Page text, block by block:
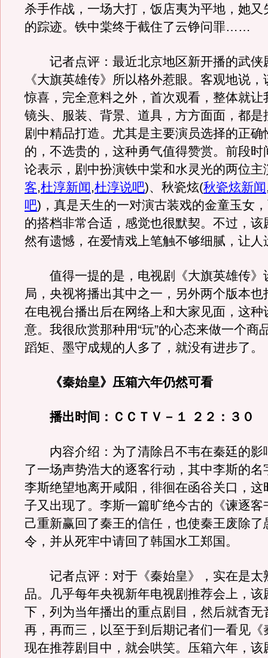
杀手作战，一场大打，饭店夷为平地，她又
的踪迹。铁中棠终于截住了云铮问罪……
记者点评：最近北京地区新开播的武侠
《大旗英雄传》所以格外惹眼。客观地说
惊喜，完全意料之外，首次观看，整体就让
镜头、服装、背景、道具，方方面面，都是
剧中精品打造。尤其是主要演员选择的正确
的，不选贵的，这种勇气值得赞赏。前段时
论表示，剧中扮演铁中棠和水灵光的两位主
客,杜淳新闻,杜淳说吧)、秋瓷炫(秋瓷炫新闻
吧) ，真是天生的一对演古装戏的金童玉女
的搭档非常合适，感觉也很默契。不过，该
然有遗憾，在爱情戏上笔触不够细腻，让人
值得一提的是，电视剧《大旗英雄传》
局，央视将播出其中之一，另外两个版本也
在电视台播出后在网络上和大家见面，这种
意。我很欣赏那种用“玩”的心态来做一个商
蹈矩、墨守成规的人多了，就没有进步了。
《秦始皇》压箱六年仍然可看
播出时间：ＣＣＴＶ－１ ２２：３０
内容介绍：为了清除吕不韦在秦廷的影
了一场声势浩大的逐客行动，其中李斯的名
李斯绝望地离开咸阳，徘徊在函谷关口，这
子又出现了。李斯一篇旷绝今古的《谏逐客
己重新赢回了秦王的信任，也使秦王废除了
令，并从死牢中请回了韩国水工郑国。
记者点评：对于《秦始皇》，实在是太
品。几乎每年央视新年电视剧推荐会上，该
下，列为当年播出的重点剧目，然后就杳无
再，再而三，以至于到后期记者们一看见《
现在推荐剧目中，就会哄笑。压箱六年，该